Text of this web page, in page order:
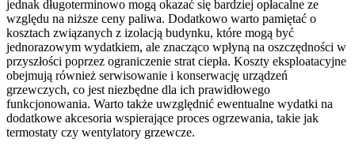
jednak długoterminowo mogą okazać się bardziej opłacalne ze
względu na niższe ceny paliwa. Dodatkowo warto pamiętać o
kosztach związanych z izolacją budynku, które mogą być
jednorazowym wydatkiem, ale znacząco wpłyną na oszczędności w
przyszłości poprzez ograniczenie strat ciepła. Koszty eksploatacyjne
obejmują również serwisowanie i konserwację urządzeń
grzewczych, co jest niezbędne dla ich prawidłowego
funkcjonowania. Warto także uwzględnić ewentualne wydatki na
dodatkowe akcesoria wspierające proces ogrzewania, takie jak
termostaty czy wentylatory grzewcze.